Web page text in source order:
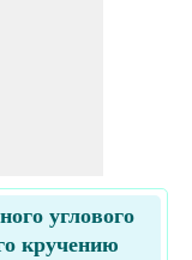
углового
кручению